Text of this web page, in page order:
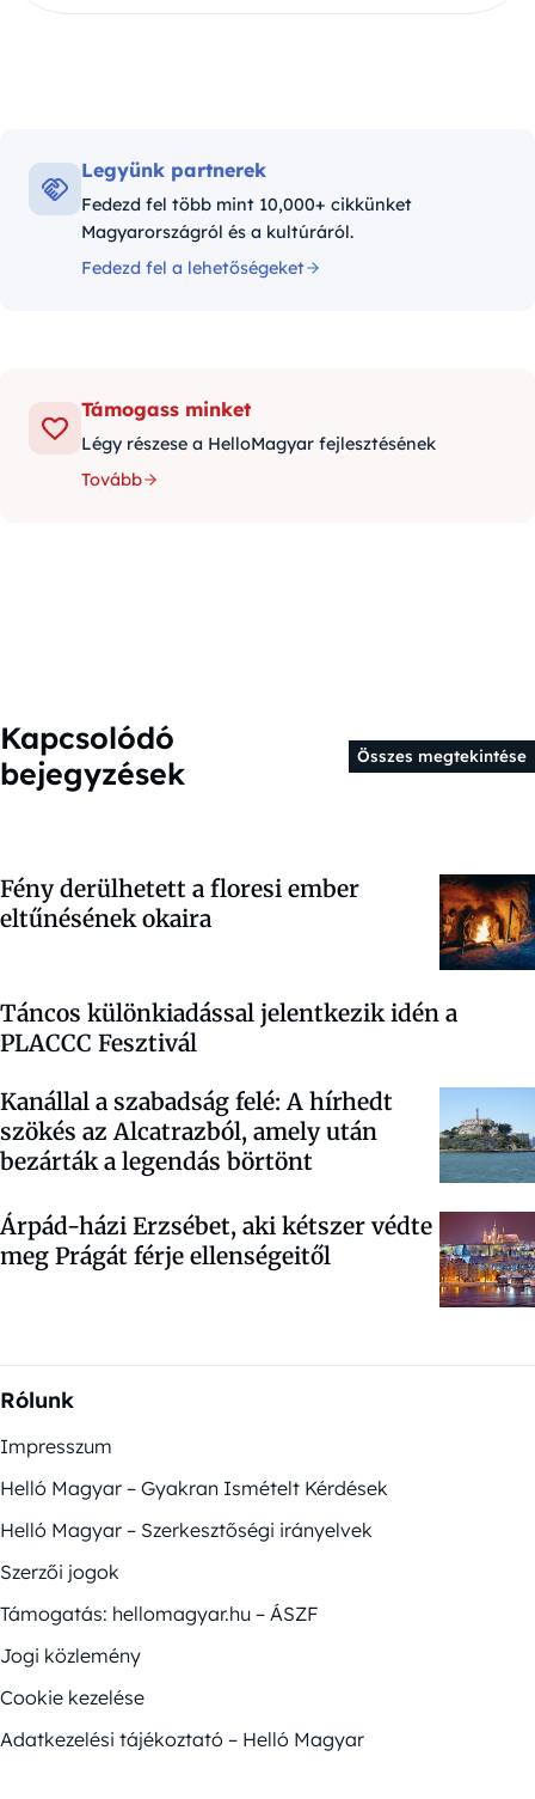
Legyünk partnerek
Fedezd fel több mint 10,000+ cikkünket
Magyarországról és a kultúráról.
Fedezd fel a lehetőségeket
Támogass minket
Légy részese a HelloMagyar fejlesztésének
Tovább
Kapcsolódó
bejegyzések
Összes megtekintése
Fény derülhetett a floresi ember
eltűnésének okaira
Táncos különkiadással jelentkezik idén a
PLACCC Fesztivál
Kanállal a szabadság felé: A hírhedt
szökés az Alcatrazból, amely után
bezárták a legendás börtönt
Árpád-házi Erzsébet, aki kétszer védte
meg Prágát férje ellenségeitől
Rólunk
Impresszum
Helló Magyar – Gyakran Ismételt Kérdések
Helló Magyar – Szerkesztőségi irányelvek
Szerzői jogok
Támogatás: hellomagyar.hu – ÁSZF
Jogi közlemény
Cookie kezelése
Adatkezelési tájékoztató – Helló Magyar